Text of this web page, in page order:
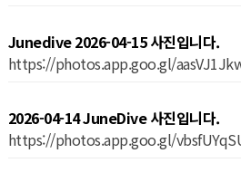
Junedive 2026-04-15 사진입니다.
https://photos.app.goo.gl/
2026-04-14 JuneDive 사진입니다.
https://photos.app.goo.gl/